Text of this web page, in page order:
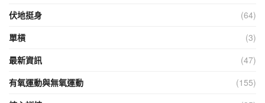
伏地挺身
(64)
單槓
(3)
最新資訊
(47)
有氧運動與無氧運動
(155)